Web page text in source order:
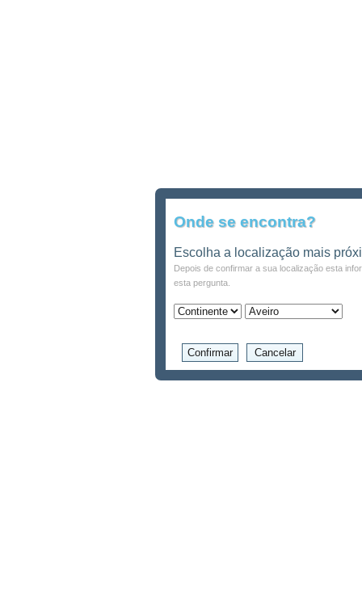
Onde se encontra?
Escolha a localização mais
Depois de confirmar a sua localização esta
esta pergunta.